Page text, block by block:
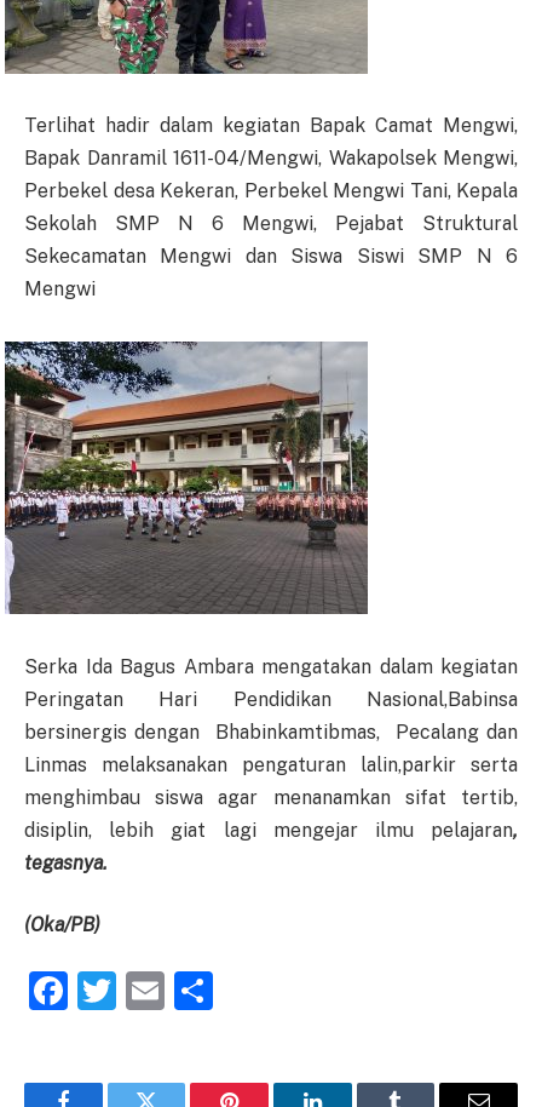
Terlihat hadir dalam kegiatan Bapak Camat Mengwi,
Bapak Danramil 1611-04/Mengwi, Wakapolsek Mengwi,
Perbekel desa Kekeran, Perbekel Mengwi Tani, Kepala
Sekolah SMP N 6 Mengwi, Pejabat Struktural
Sekecamatan Mengwi dan Siswa Siswi SMP N 6
Mengwi
Serka Ida Bagus Ambara mengatakan dalam kegiatan
Peringatan Hari Pendidikan Nasional,Babinsa
bersinergis dengan Bhabinkamtibmas, Pecalang dan
Linmas melaksanakan pengaturan lalin,parkir serta
menghimbau siswa agar menanamkan sifat tertib,
disiplin, lebih giat lagi mengejar ilmu pelajaran,
tegasnya.
(Oka/PB)
Facebook
Twitter
Email